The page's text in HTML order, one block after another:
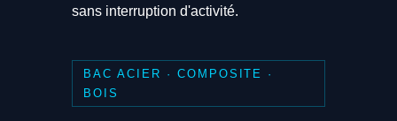
sans interruption d'activité.
BAC ACIER · COMPOSITE ·
BOIS